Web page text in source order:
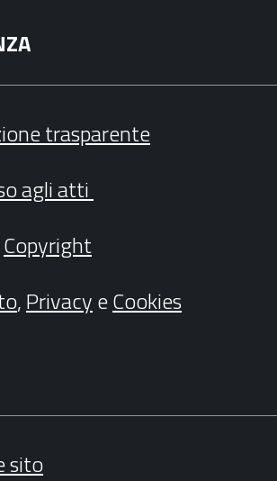
trasparente
agli atti
Copyright
,PrivacyeCookies
sito